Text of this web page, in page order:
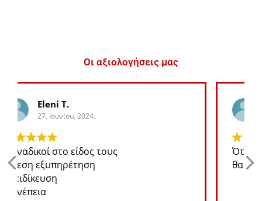
Οι αξιολογήσεις μας
27. Ιουνίου, 2024.
Ότι ανταλλακτικό χρειάζομαι για το jeep
θα το βρω σε καλή τιμή